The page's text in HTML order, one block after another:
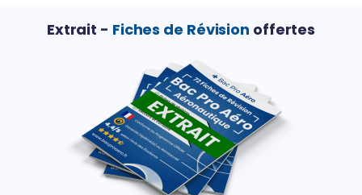
Extrait - Fiches de Révision offertes